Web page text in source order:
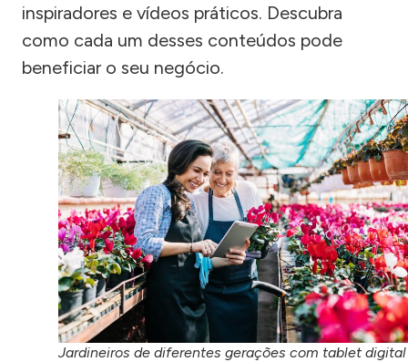
inspiradores e vídeos práticos. Descubra
como cada um desses conteúdos pode
beneficiar o seu negócio.
Jardineiros de diferentes gerações com tablet digital